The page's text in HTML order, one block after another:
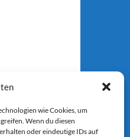
wie Cookies, um
Wenn du diesen
oder eindeutige IDs auf